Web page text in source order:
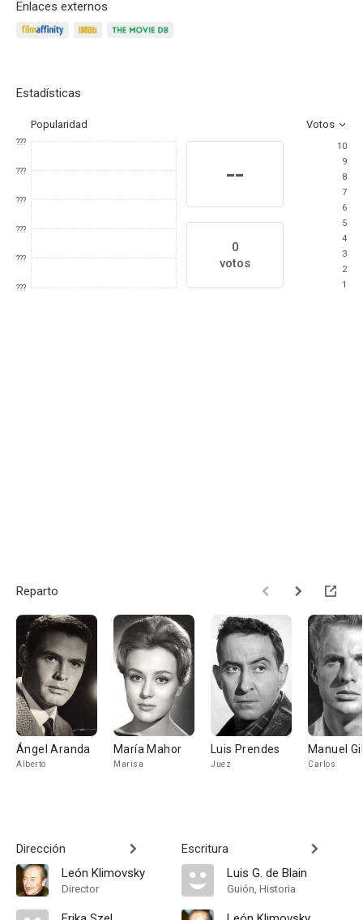
Enlaces externos
Estadísticas
Popularidad Votos
???
???
???
???
???
???
--
0
votos
10
9
8
7
6
5
4
3
2
1
Reparto
Ángel Aranda
Alberto
María Mahor
Marisa
Luis Prendes
Juez
Manuel Gil
Carlos
Dirección
León Klimovsky
Director
Escritura
Luis G. de Blain
Guión, Historia